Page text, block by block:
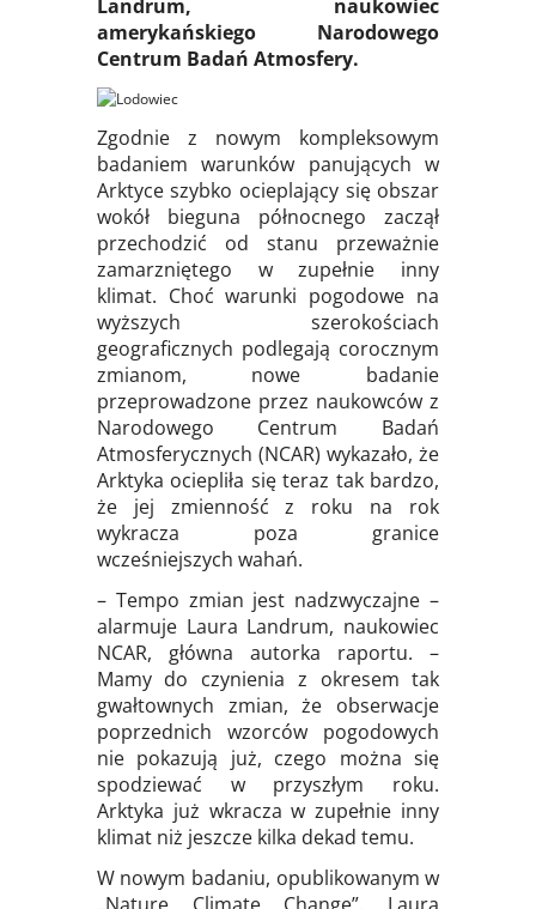
Landrum, naukowiec
amerykańskiego Narodowego
Centrum Badań Atmosfery.
Zgodnie z nowym kompleksowym
badaniem warunków panujących w
Arktyce szybko ocieplający się obszar
wokół bieguna północnego zaczął
przechodzić od stanu przeważnie
zamarzniętego w zupełnie inny
klimat. Choć warunki pogodowe na
wyższych szerokościach
geograficznych podlegają corocznym
zmianom, nowe badanie
przeprowadzone przez naukowców z
Narodowego Centrum Badań
Atmosferycznych (NCAR) wykazało, że
Arktyka ociepliła się teraz tak bardzo,
że jej zmienność z roku na rok
wykracza poza granice
wcześniejszych wahań.
– Tempo zmian jest nadzwyczajne –
alarmuje Laura Landrum, naukowiec
NCAR, główna autorka raportu. –
Mamy do czynienia z okresem tak
gwałtownych zmian, że obserwacje
poprzednich wzorców pogodowych
nie pokazują już, czego można się
spodziewać w przyszłym roku.
Arktyka już wkracza w zupełnie inny
klimat niż jeszcze kilka dekad temu.
W nowym badaniu, opublikowanym w